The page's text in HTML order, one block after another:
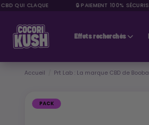
QUI CLAQUE 🔒 PAIEMENT 100% SÉCURISÉ
Effets recherchés
Accueil Prt Lab : La marque CBD de Booba
PACK